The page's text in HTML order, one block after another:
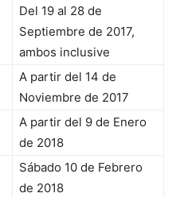
Del 19 al 28 de
Septiembre de 2017,
ambos inclusive
A partir del 14 de
Noviembre de 2017
A partir del 9 de Enero
de 2018
Sábado 10 de Febrero
de 2018